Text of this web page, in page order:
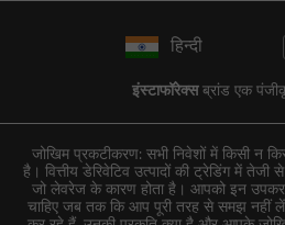
हिन्दी
इंस्टाफॉरेक्सब्रांड एक
जोखिम प्रकटीकरण: सभी निवेशों में किसी न
है। वित्तीय डेरिवेटिव उत्पादों की ट्रेडिंग में तेजी
जो लेवरेज के कारण होता है। आपको इन
चाहिए जब तक कि आप पूरी तरह से समझ नहीं